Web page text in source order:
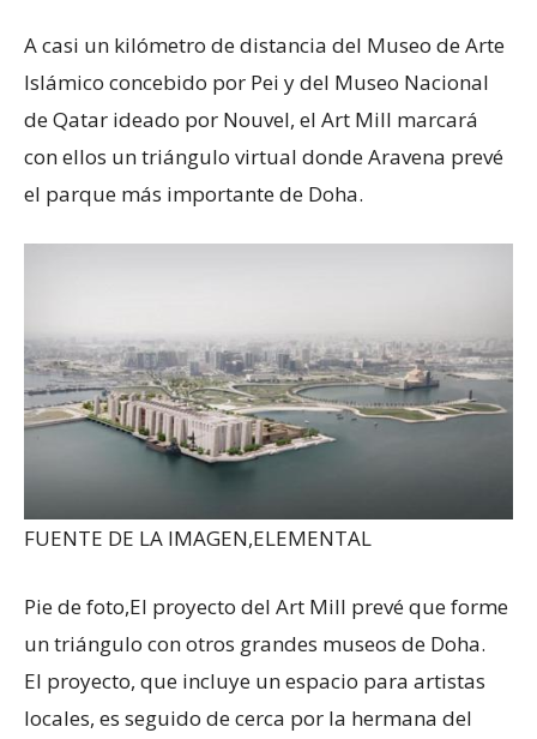
A casi un kilómetro de distancia del Museo de Arte
Islámico concebido por Pei y del Museo Nacional
de Qatar ideado por Nouvel, el Art Mill marcará
con ellos un triángulo virtual donde Aravena prevé
el parque más importante de Doha.
FUENTE DE LA IMAGEN,ELEMENTAL
Pie de foto,El proyecto del Art Mill prevé que forme
un triángulo con otros grandes museos de Doha.
El proyecto, que incluye un espacio para artistas
locales, es seguido de cerca por la hermana del